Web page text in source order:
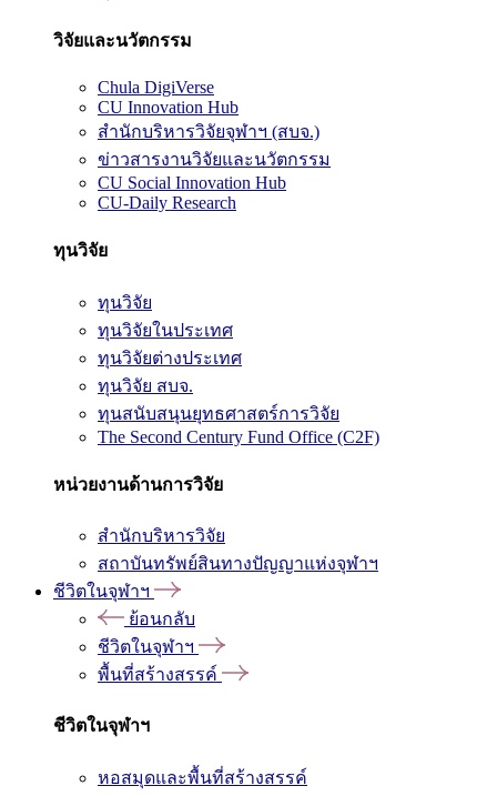
วิจัยและนวัตกรรม
Chula DigiVerse
CU Innovation Hub
สำนักบริหารวิจัยจุฬาฯ (สบจ.)
ข่าวสารงานวิจัยและนวัตกรรม
CU Social Innovation Hub
CU-Daily Research
ทุนวิจัย
ทุนวิจัย
ทุนวิจัยในประเทศ
ทุนวิจัยต่างประเทศ
ทุนวิจัย สบจ.
ทุนสนับสนุนยุทธศาสตร์การวิจัย
The Second Century Fund Office (C2F)
หน่วยงานด้านการวิจัย
สำนักบริหารวิจัย
สถาบันทรัพย์สินทางปัญญาแห่งจุฬาฯ
ชีวิตในจุฬาฯ
ย้อนกลับ
ชีวิตในจุฬาฯ
พื้นที่สร้างสรรค์
ชีวิตในจุฬาฯ
หอสมุดและพื้นที่สร้างสรรค์